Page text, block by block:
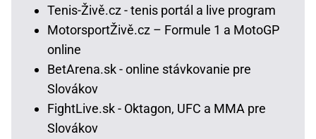
Tenis-Živě.cz - tenis portál a live program
MotorsportŽivě.cz – Formule 1 a MotoGP
online
BetArena.sk - online stávkovanie pre
Slovákov
FightLive.sk - Oktagon, UFC a MMA pre
Slovákov